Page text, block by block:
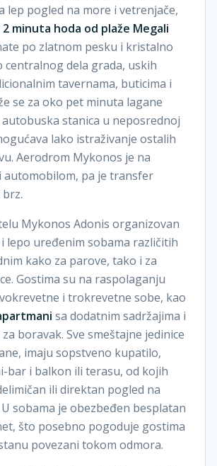
lep pogled na more i vetrenjače,
2 minuta hoda od plaže Megali
po zlatnom pesku i kristalno
centralnog dela grada, uskih
tavernama, buticima i
se za oko pet minuta lagane
stanica u neposrednoj
lako istraživanje ostalih
Aerodrom Mykonos je na
automobilom, pa je transfer
Mykonos Adonis organizovan
lepo uređenim sobama različitih
kako za parove, tako i za
Gostima su na raspolaganju
i trokrevetne sobe, kao
sa dodatnim sadržajima i
boravak. Sve smeštajne jedinice
imaju sopstveno kupatilo,
bar i balkon ili terasu, od kojih
ili direktan pogled na
sobama je obezbeđen besplatan
što posebno pogoduje gostima
povezani tokom odmora.